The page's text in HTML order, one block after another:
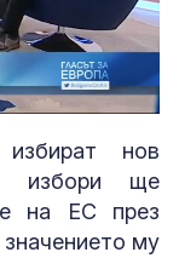
нов
избори ще
на ЕС през
му